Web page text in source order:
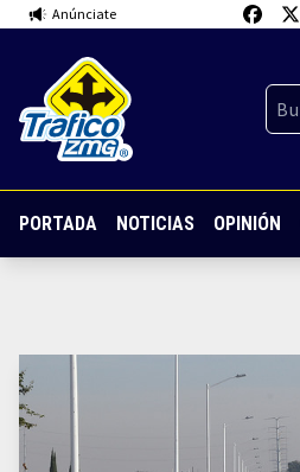
Anúnciate
PORTADA NOTICIAS OPINIÓN